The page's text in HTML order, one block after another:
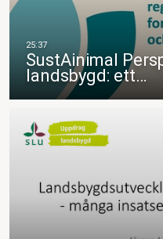
SustAinimal
landsbygd: ett…